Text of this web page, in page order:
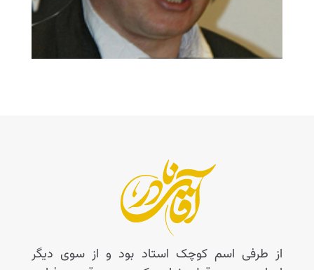
از طرفی اسم کوچک استاد بود و از سوی دیگر